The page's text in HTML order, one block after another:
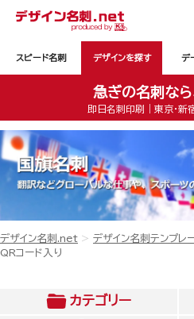
スピード名刺 デザインを探す デ
急ぎの名刺な
即日名刺印刷｜東京・新
デザイン名刺.net デザイン名刺テンプレ
QRコード入り
カテゴリー